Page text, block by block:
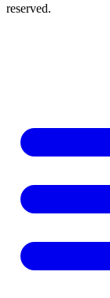
reserved.